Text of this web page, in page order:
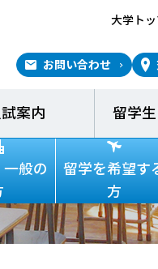
大学ト
お問い合わせ
案内 留学
般の
留学を希望す
方
We